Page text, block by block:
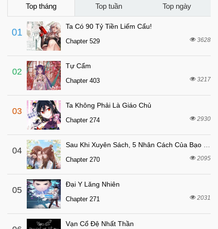
Chapter 161 7 tháng trước
Chapter 160
Chapter 159
Chapter 158
Chapter 157
Chapter 156
Chapter 155
Chapter 154
Chapter 153 7 tháng trước
Chapter 152 7 tháng trước
Chapter 151
Chapter 150 7 tháng trước
Chapter 149
Chapter 148 7 tháng trước
Top tháng Top tuần Top ngày
01
Ta Có 90 Tỷ Tiền Liếm Cẩu!
Chapter 529 3628
02
Tự Cẩm
Chapter 403 3217
03
Ta Không Phải Là Giáo Chủ
Chapter 274 2930
04
Chapter 270 2095
05
Đại Y Lăng Nhiên
Chapter 271 2031
Vạn Cổ Đệ Nhất Thần